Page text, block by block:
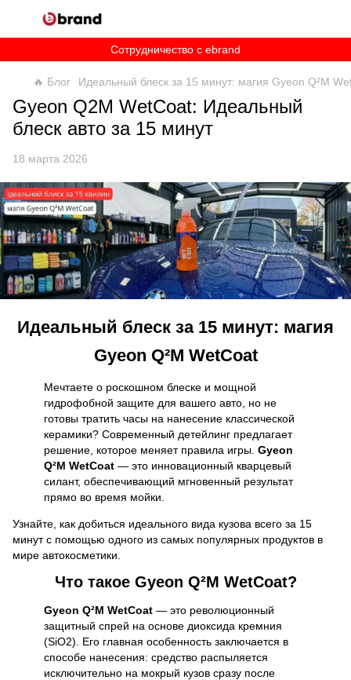
Сотрудничество c ebrand
🔥 Блог Идеальный блеск за 15 минут: магия Gyeon Q²M
Gyeon Q2M WetCoat: Идеальный
блеск авто за 15 минут
18 марта 2026
Идеальный блеск за 15 минут: магия
Gyeon Q²M WetCoat
Мечтаете о роскошном блеске и мощной
гидрофобной защите для вашего авто, но не
готовы тратить часы на нанесение классической
керамики? Современный детейлинг предлагает
решение, которое меняет правила игры. Gyeon
Q²M WetCoat — это инновационный кварцевый
силант, обеспечивающий мгновенный результат
прямо во время мойки.
Узнайте, как добиться идеального вида кузова всего за 15
минут с помощью одного из самых популярных продуктов в
мире автокосметики.
Что такое Gyeon Q²M WetCoat?
Gyeon Q²M WetCoat — это революционный
защитный спрей на основе диоксида кремния
(SiO2). Его главная особенность заключается в
способе нанесения: средство распыляется
исключительно на мокрый кузов сразу после